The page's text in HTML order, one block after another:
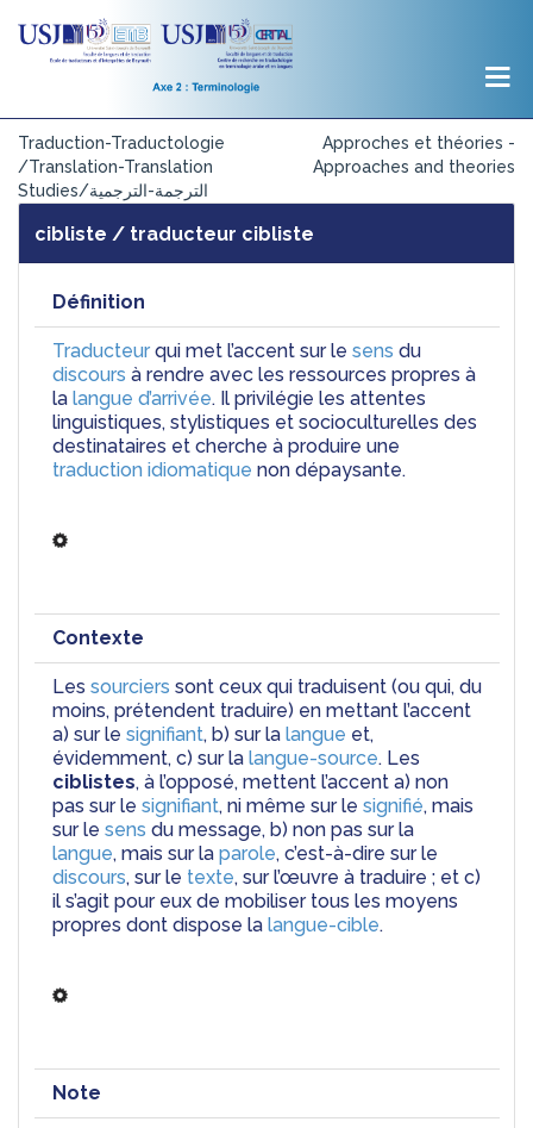
Traduction-Traductologie
/Translation-Translation
Studies/الترجمة-الترجمية
Approches et théories -
Approaches and theories
cibliste / traducteur cibliste
Définition
Traducteur qui met l’accent sur le sens
du
discours à rendre avec les ressources propres à
la langue d’arrivée. Il privilégie les attentes
linguistiques, stylistiques et socioculturelles des
traduction idiomatique non dépaysante.
Contexte
Les sourciers sont ceux qui traduisent (ou qui, du
moins, prétendent traduire) en mettant l’accent
a) sur le signifiant, b) sur la langue et,
évidemment, c) sur la langue-source
ciblistes, à l’opposé, mettent l’accent a) non
pas sur le signifiant, ni même sur le signifié, mais
sur le sens
du message, b) non pas sur la
langue, mais sur la parole
discours, sur le texte, sur l’œuvre à traduire ; et c)
il s’agit pour eux de mobiliser tous les moyens
propres dont dispose la langue-cible.
Note